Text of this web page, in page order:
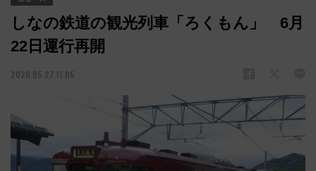
しなの鉄道の観光列車「ろくもん」 6月
22日運行再開
2020.05.27 11:05